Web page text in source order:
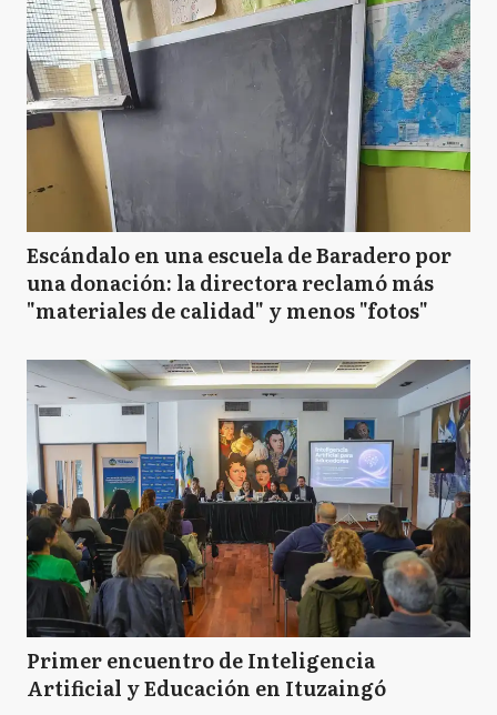
Escándalo en una escuela de Baradero por
una donación: la directora reclamó más
"materiales de calidad" y menos "fotos"
Primer encuentro de Inteligencia
Artificial y Educación en Ituzaingó